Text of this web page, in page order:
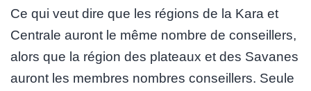
Ce qui veut dire que les régions de la Kara et
Centrale auront le même nombre de conseillers,
alors que la région des plateaux et des Savanes
auront les membres nombres conseillers. Seule